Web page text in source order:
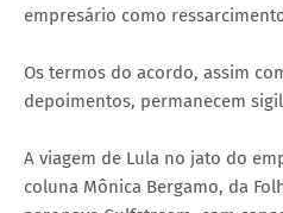
empresário como
Os termos do acordo, assim
depoimentos, permanecem
A viagem de Lula no jato do
coluna Mônica Bergamo, da